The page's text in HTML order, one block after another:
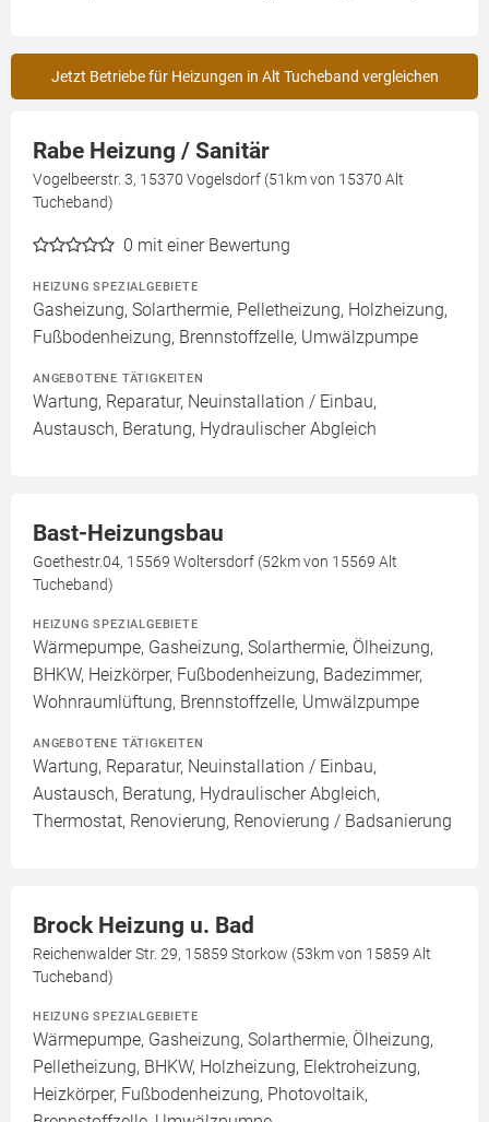
Jetzt Betriebe für Heizungen in Alt Tucheband vergleichen
Rabe Heizung / Sanitär
Vogelbeerstr. 3, 15370 Vogelsdorf (51km von 15370 Alt
Tucheband)
0 mit einer Bewertung
HEIZUNG SPEZIALGEBIETE
Gasheizung, Solarthermie, Pelletheizung, Holzheizung,
Fußbodenheizung, Brennstoffzelle, Umwälzpumpe
ANGEBOTENE TÄTIGKEITEN
Wartung, Reparatur, Neuinstallation / Einbau,
Austausch, Beratung, Hydraulischer Abgleich
Bast-Heizungsbau
Goethestr.04, 15569 Woltersdorf (52km von 15569 Alt
Tucheband)
HEIZUNG SPEZIALGEBIETE
Wärmepumpe, Gasheizung, Solarthermie, Ölheizung,
BHKW, Heizkörper, Fußbodenheizung, Badezimmer,
Wohnraumlüftung, Brennstoffzelle, Umwälzpumpe
ANGEBOTENE TÄTIGKEITEN
Wartung, Reparatur, Neuinstallation / Einbau,
Austausch, Beratung, Hydraulischer Abgleich,
Thermostat, Renovierung, Renovierung / Badsanierung
Brock Heizung u. Bad
Reichenwalder Str. 29, 15859 Storkow (53km von 15859 Alt
Tucheband)
HEIZUNG SPEZIALGEBIETE
Wärmepumpe, Gasheizung, Solarthermie, Ölheizung,
Pelletheizung, BHKW, Holzheizung, Elektroheizung,
Heizkörper, Fußbodenheizung, Photovoltaik,